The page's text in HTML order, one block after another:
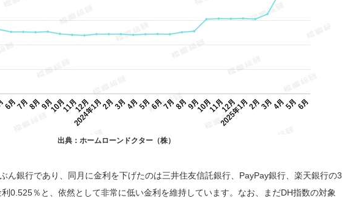
出典：ホームローンドクター（株）
ん銀行であり、同月に金利を下げたのは三井住友信託銀行、PayPay銀行、楽天銀行の3
0.525％と、依然として非常に低い金利を維持しています。なお、まだDH指数の対象